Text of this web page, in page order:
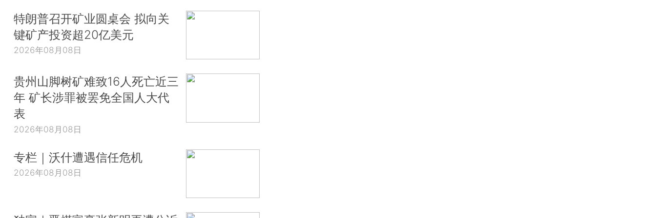
特朗普召开矿业圆桌会 拟向关
键矿产投资超20亿美元
2026年08月08日
贵州山脚树矿难致16人死亡近三
年 矿长涉罪被罢免全国人大代
表
2026年08月08日
专栏｜沃什遭遇信任危机
2026年08月08日